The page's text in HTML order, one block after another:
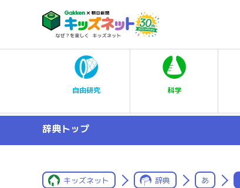
自由研究 科学
辞典トップ
キッズネット 辞典 あ